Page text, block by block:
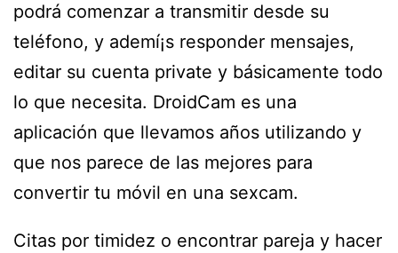
podrá comenzar a transmitir desde su
teléfono, y ademí¡s responder mensajes,
editar su cuenta private y básicamente todo
lo que necesita. DroidCam es una
aplicación que llevamos años utilizando y
que nos parece de las mejores para
convertir tu móvil en una sexcam.
Citas por timidez o encontrar pareja y hacer